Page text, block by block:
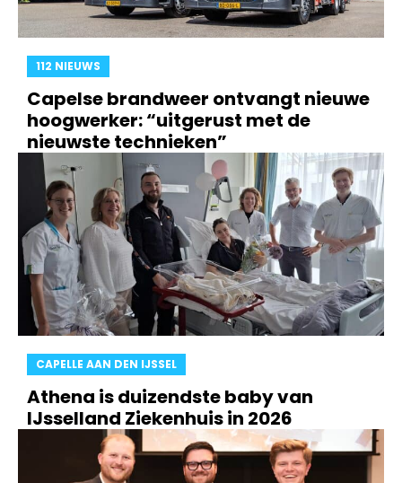
112 NIEUWS
Capelse brandweer ontvangt nieuwe
hoogwerker: “uitgerust met de
nieuwste technieken”
CAPELLE AAN DEN IJSSEL
Athena is duizendste baby van
IJsselland Ziekenhuis in 2026